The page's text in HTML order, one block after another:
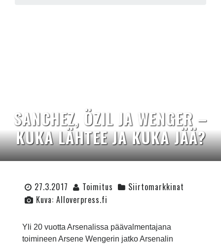
SANCHEZ, ÖZIL JA WENGER –
KUKA LÄHTEE JA KUKA JÄÄ?
27.3.2017 Toimitus
Siirtomarkkinat
Kuva: Alloverpress.fi
Yli 20 vuotta Arsenalissa päävalmentajana
toimineen Arsene Wengerin jatko Arsenalin